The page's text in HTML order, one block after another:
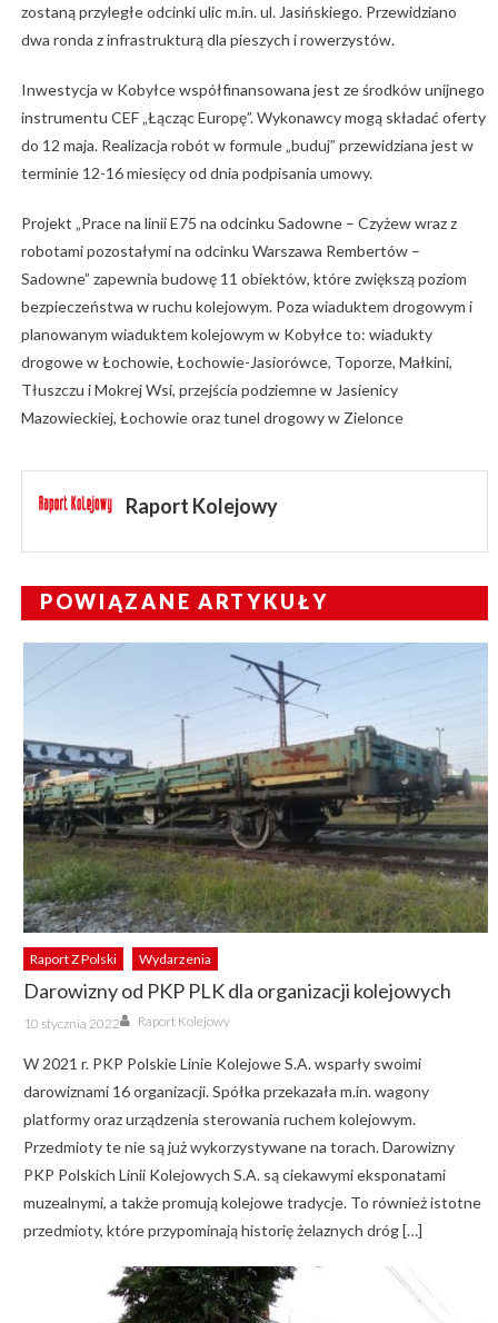
zostaną przyległe odcinki ulic m.in. ul. Jasińskiego. Przewidziano
dwa ronda z infrastrukturą dla pieszych i rowerzystów.
Inwestycja w Kobyłce współfinansowana jest ze środków unijnego
instrumentu CEF „Łącząc Europę”. Wykonawcy mogą składać oferty
do 12 maja. Realizacja robót w formule „buduj” przewidziana jest w
terminie 12-16 miesięcy od dnia podpisania umowy.
Projekt „Prace na linii E75 na odcinku Sadowne – Czyżew wraz z
robotami pozostałymi na odcinku Warszawa Rembertów –
Sadowne” zapewnia budowę 11 obiektów, które zwiększą poziom
bezpieczeństwa w ruchu kolejowym. Poza wiaduktem drogowym i
planowanym wiaduktem kolejowym w Kobyłce to: wiadukty
drogowe w Łochowie, Łochowie-Jasiorówce, Toporze, Małkini,
Tłuszczu i Mokrej Wsi, przejścia podziemne w Jasienicy
Mazowieckiej, Łochowie oraz tunel drogowy w Zielonce
Raport Kolejowy
POWIĄZANE ARTYKUŁY
Raport Z Polski Wydarzenia
Darowizny od PKP PLK dla organizacji kolejowych
Posted
on
10 stycznia 2022 Author
Raport Kolejowy
W 2021 r. PKP Polskie Linie Kolejowe S.A. wsparły swoimi
darowiznami 16 organizacji. Spółka przekazała m.in. wagony
platformy oraz urządzenia sterowania ruchem kolejowym.
Przedmioty te nie są już wykorzystywane na torach. Darowizny
PKP Polskich Linii Kolejowych S.A. są ciekawymi eksponatami
muzealnymi, a także promują kolejowe tradycje. To również istotne
przedmioty, które przypominają historię żelaznych dróg […]